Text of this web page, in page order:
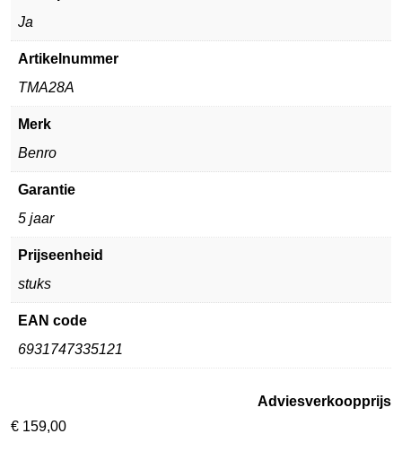
Ja
Artikelnummer
TMA28A
Merk
Benro
Garantie
5 jaar
Prijseenheid
stuks
EAN code
6931747335121
Adviesverkoopprijs
€ 159,00